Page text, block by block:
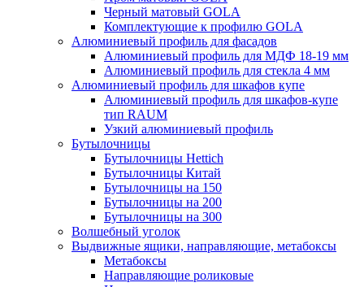
Черный матовый GOLA
Комплектующие к профилю GOLA
Алюминиевый профиль для фасадов
Алюминиевый профиль для МДФ 18-19 мм
Алюминиевый профиль для стекла 4 мм
Алюминиевый профиль для шкафов купе
Алюминиевый профиль для шкафов-купе
тип RAUM
Узкий алюминиевый профиль
Бутылочницы
Бутылочницы Hettich
Бутылочницы Китай
Бутылочницы на 150
Бутылочницы на 200
Бутылочницы на 300
Волшебный уголок
Выдвижные ящики, направляющие, метабоксы
Метабоксы
Направляющие роликовые